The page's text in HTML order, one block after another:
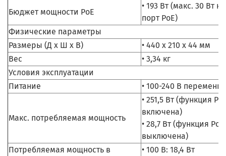
Бюджет мощности PoE
• 193 Вт (макс. 30 Вт на
порт PoE)
Физические параметры
Размеры (Д x Ш x В)
• 440 x 210 x 44 мм
Вес
• 3,34 кг
Условия эксплуатации
Питание
• 100-240 В
Макс. потребляемая мощность
• 251,5 Вт (функция
включена)
• 28,7 Вт (функция PoE
выключена)
Потребляемая мощность в
• 100 В: 18,4 Вт